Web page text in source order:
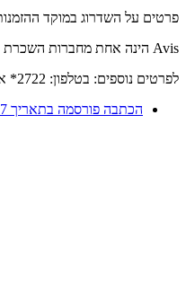
פרטים על השדרוג במוקד
Avis הינה אחת מחברות השכרת הרכב המובילות בעולם. לחברה כ- 5,200 סניפי השכרה, בכ – 165 מדינות ברחבי העולם, וביעדים מרכזיים, צי כלי רכב חדיש, נוכחות בכל נמלי התעופה המרכזיים, מערכות ניווט לווייני ועוד.
לפרטים נוספים: בטלפון: 2722* או באתר האינטרנט
הכתבה פורסמה בתאריך